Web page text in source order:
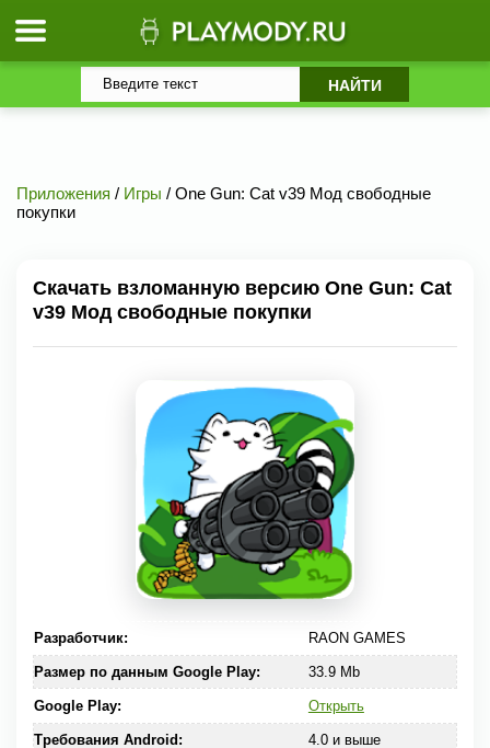
Приложения / Игры / One Gun: Cat v39 Мод свободные
покупки
Скачать взломанную версию One Gun: Cat
v39 Мод свободные покупки
Разработчик: RAON GAMES
Размер по данным Google Play: 33.9 Mb
Google Play: Открыть
Требования Android: 4.0 и выше